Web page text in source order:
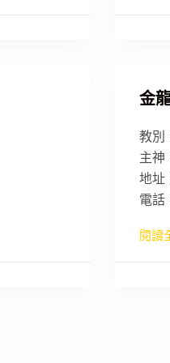
金
教別
主神
地址
電話
閱讀